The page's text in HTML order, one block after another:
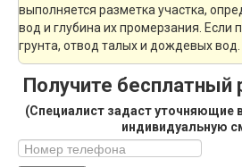
выполняется разметка участка,
вод и глубина их промерзания. Если
грунта, отвод талых и дождевых
Получите бесплатный
(Специалист задаст уточняющие
индивидуальную